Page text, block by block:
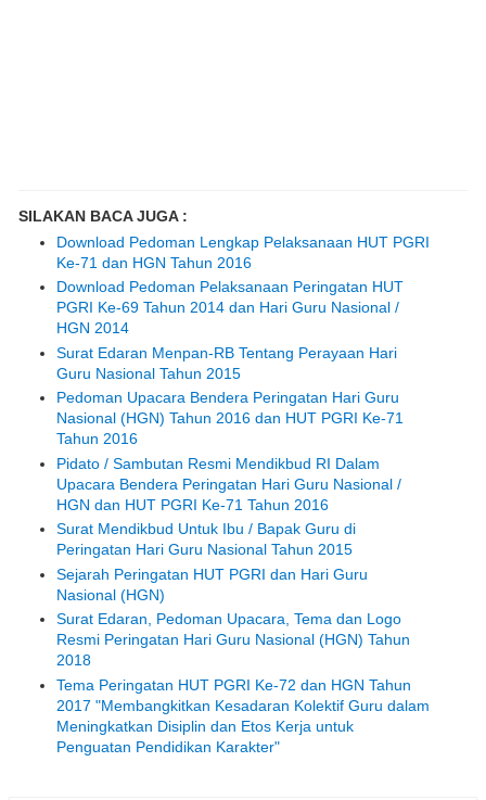
SILAKAN BACA JUGA :
Download Pedoman Lengkap Pelaksanaan HUT PGRI
Ke-71 dan HGN Tahun 2016
Download Pedoman Pelaksanaan Peringatan HUT
PGRI Ke-69 Tahun 2014 dan Hari Guru Nasional /
HGN 2014
Surat Edaran Menpan-RB Tentang Perayaan Hari
Guru Nasional Tahun 2015
Pedoman Upacara Bendera Peringatan Hari Guru
Nasional (HGN) Tahun 2016 dan HUT PGRI Ke-71
Tahun 2016
Pidato / Sambutan Resmi Mendikbud RI Dalam
Upacara Bendera Peringatan Hari Guru Nasional /
HGN dan HUT PGRI Ke-71 Tahun 2016
Surat Mendikbud Untuk Ibu / Bapak Guru di
Peringatan Hari Guru Nasional Tahun 2015
Sejarah Peringatan HUT PGRI dan Hari Guru
Nasional (HGN)
Surat Edaran, Pedoman Upacara, Tema dan Logo
Resmi Peringatan Hari Guru Nasional (HGN) Tahun
2018
Tema Peringatan HUT PGRI Ke-72 dan HGN Tahun
2017 "Membangkitkan Kesadaran Kolektif Guru dalam
Meningkatkan Disiplin dan Etos Kerja untuk
Penguatan Pendidikan Karakter"